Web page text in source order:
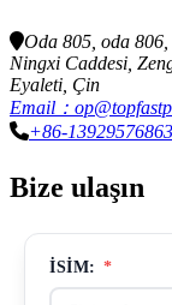
Oda 805, oda
Ningxi Caddesi,
Eyaleti, Çin
Email：
+86-13929576863
Bize ulaşın
İSIM: *